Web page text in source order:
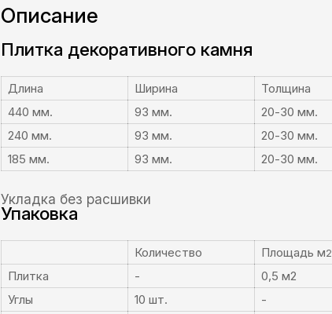
Описание
Плитка декоративного камня
Длина Ширина Толщина
440 мм. 93 мм. 20-30 мм.
240 мм.
93 мм. 20-30 мм.
185 мм.
93 мм. 20-30 мм.
Укладка без расшивки
Упаковка
Количество Площадь м2
Плитка
- 0,5 м2
Углы
10 шт. -